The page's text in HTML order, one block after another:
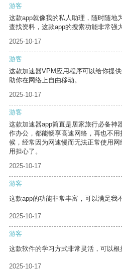
游客
这款app就像我的私人助理，随时随地
查找资料，这款app的搜索功能非常强
2025-10-17
游客
这款加速器VPM应用程序可以给你提
助你在网络上自由移动。
2025-10-17
游客
这款加速器app简直是居家旅行必备神
作办公，都能畅享高速网络，再也不
候，经常因为网速慢而无法正常使用
用担心了。
2025-10-17
游客
这款app的功能非常丰富，可以满足我
2025-10-17
游客
这款软件的学习方式非常灵活，可以根
2025-10-17